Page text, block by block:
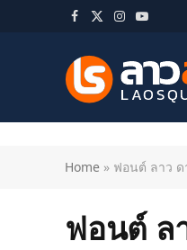
Facebook
X
Instagram
YouTube
Home » ฟอนต์ ลาว ด
ฟอนต์ ล